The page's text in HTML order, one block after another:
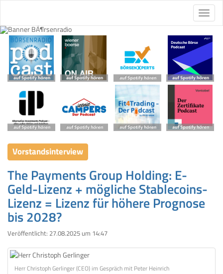
Vorstandsinterview
The Payments Group Holding: E-
Geld-Lizenz + mögliche Stablecoins-
Lizenz = Lizenz für höhere Prognose
bis 2028?
Veröffentlicht: 27.08.2025 um 14:47
Herr Christoph Gerlinger (CEO) im Gespräch mit Peter Heinrich